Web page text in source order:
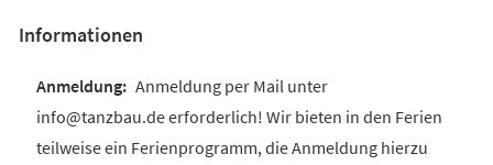
Informationen
Anmeldung per Mail unter
info@tanzbau.de erforderlich! Wir bieten in den Ferien
teilweise ein Ferienprogramm, die Anmeldung hierzu